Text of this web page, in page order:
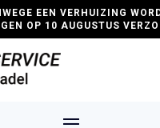
EEN VERHUIZING
OP 10 AUGUSTUS